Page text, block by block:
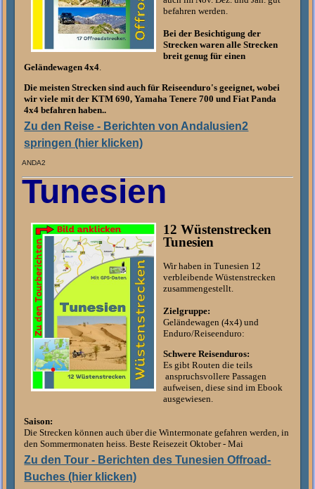
befahren werden.
Bei der Besichtigung der
Strecken waren alle Strecken
breit genug für einen
Geländewagen 4x4.
Die meisten Strecken sind auch für Reiseenduro's geeignet, wobei
wir viele mit der KTM 690, Yamaha Tenere 700 und Fiat Panda
4x4 befahren haben..
Zu den Reise - Berichten von Andalusien2
springen (hier klicken)
ANDA2
Tunesien
12 Wüstenstrecken
Tunesien
Wir haben in Tunesien 12
verbleibende Wüstenstrecken
zusammengestellt.
Zielgruppe:
Geländewagen (4x4) und
Enduro/Reiseenduro:
Schwere Reisenduros:
Es gibt Routen die teils
anspruchsvollere Passagen
aufweisen, diese sind im Ebook
ausgewiesen.
Saison:
Die Strecken können auch über die Wintermonate gefahren werden, in
den Sommermonaten heiss. Beste Reisezeit Oktober - Mai
Zu den Tour - Berichten des Tunesien Offroad-
Buches (hier klicken)